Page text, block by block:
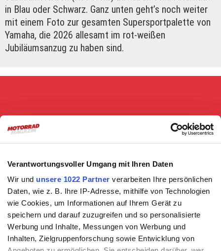
Verantwortungsvoller Umgang mit Ihren Daten
Wir und unsere 1022 Partner verarbeiten Ihre persönlichen
Daten, wie z. B. Ihre IP-Adresse, mithilfe von Technologien
wie Cookies, um Informationen auf Ihrem Gerät zu
speichern und darauf zuzugreifen und so personalisierte
Werbung und Inhalte, Messungen von Werbung und
Inhalten, Zielgruppenforschung sowie Entwicklung von
in Blau oder Schwarz. Ganz unten geht’s noch weiter
mit einem Foto zur gesamten Supersportpalette von
Yamaha, die 2026 allesamt im rot-weißen
Jubiläumsanzug zu haben sind.
Mehr zum Thema: